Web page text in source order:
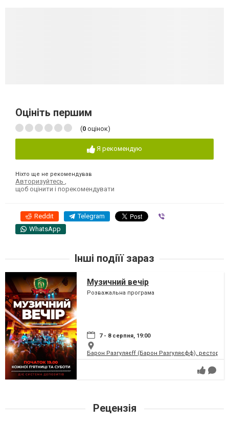
Оцініть першим
(0 оцінок)
Я рекомендую
Ніхто ще не рекомендував
Авторизуйтесь
щоб оцінити і порекомендувати
Reddit Telegram
WhatsApp
Інші подіїї зараз
Музичний вечір
Розважальна програма
7 - 8 серпня, 19:00
Барон Разгуляєff (Барон Разгуляєфф),
Рецензія